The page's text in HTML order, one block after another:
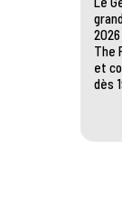
The
et
dès